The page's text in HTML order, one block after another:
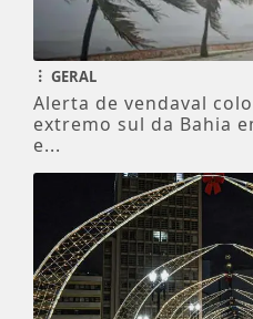
GERAL
Alerta de vendaval
extremo sul da Bahia
e...